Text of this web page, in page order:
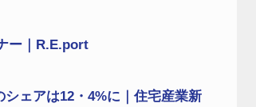
ー｜R.E.port
シェアは12・4%に｜住宅産業新